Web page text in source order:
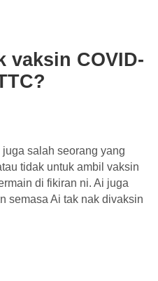
vaksin COVID-
salah seorang yang
tidak untuk ambil vaksin
di fikiran ni. Ai juga
semasa Ai tak nak divaksin